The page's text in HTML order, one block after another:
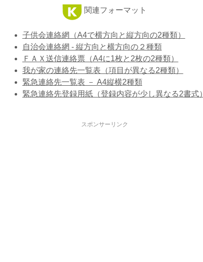
関連フォーマット
子供会連絡網（A4で横方向と縦方向の2種類）
自治会連絡網 - 縦方向と横方向の２種類
ＦＡＸ送信連絡票（A4に1枚と2枚の2種類）
我が家の連絡先一覧表（項目が異なる2種類）
緊急連絡先一覧表 － A4縦横2種類
緊急連絡先登録用紙（登録内容が少し異なる2書式）
スポンサーリンク